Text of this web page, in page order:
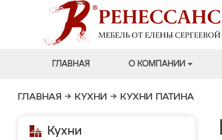
ГЛАВНАЯ О КОМПАНИИ
ГЛАВНАЯ → КУХНИ → КУХНИ ПАТИНА
Кухни